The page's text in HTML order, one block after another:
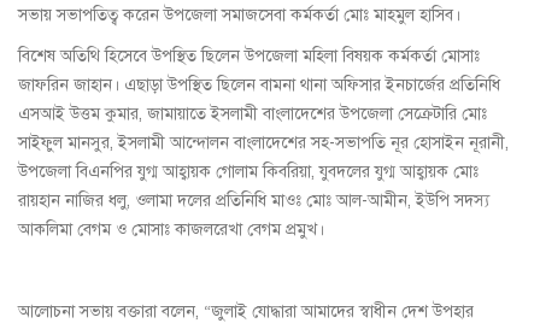
সভায় সভাপতিত্ব করেন উপজেলা সমাজসেবা কর্মকর্তা মোঃ মাহমুল হাসিব।
বিশেষ অতিথি হিসেবে উপস্থিত ছিলেন উপজেলা মহিলা বিষয়ক কর্মকর্তা মোসাঃ
জাফরিন জাহান। এছাড়া উপস্থিত ছিলেন বামনা থানা অফিসার ইনচার্জের প্রতিনিধি
এসআই উত্তম কুমার, জামায়াতে ইসলামী বাংলাদেশের উপজেলা সেক্রেটারি মোঃ
সাইফুল মানসুর, ইসলামী আন্দোলন বাংলাদেশের সহ-সভাপতি নূর হোসাইন নূরানী,
উপজেলা বিএনপির যুগ্ম আহ্বায়ক গোলাম কিবরিয়া, যুবদলের যুগ্ম আহ্বায়ক মোঃ
রায়হান নাজির ধলু, ওলামা দলের প্রতিনিধি মাওঃ মোঃ আল-আমীন, ইউপি সদস্য
আকলিমা বেগম ও মোসাঃ কাজলরেখা বেগম প্রমুখ।
আলোচনা সভায় বক্তারা বলেন, “জুলাই যোদ্ধারা আমাদের স্বাধীন দেশ উপহার